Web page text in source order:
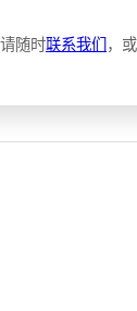
随时联系我们 ，